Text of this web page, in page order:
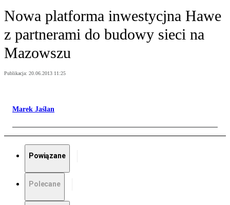
Nowa platforma inwestycjna Hawe
z partnerami do budowy sieci na
Mazowszu
Publikacja: 20.06.2013 11:25
Marek Jaślan
Powiązane
Polecane